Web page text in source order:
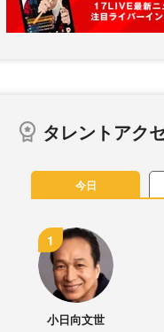
タレントアク
今日
小日向文世